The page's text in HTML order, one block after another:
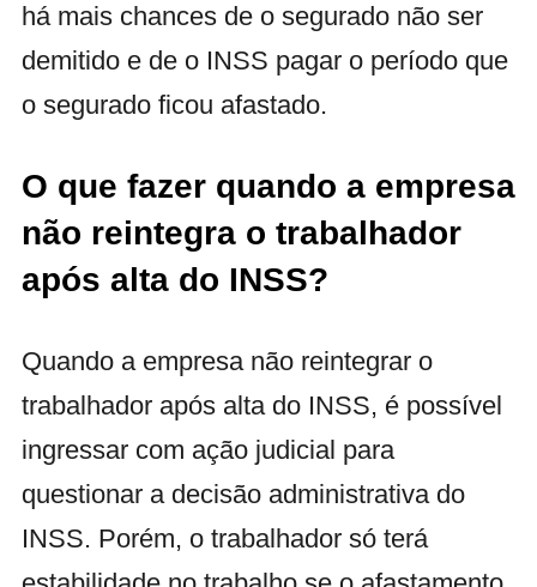
há mais chances de o segurado não ser
demitido e de o INSS pagar o período que
o segurado ficou afastado.
O que fazer quando a empresa
não reintegra o trabalhador
após alta do INSS?
Quando a empresa não reintegrar o
trabalhador após alta do INSS, é possível
ingressar com ação judicial para
questionar a decisão administrativa do
INSS. Porém, o trabalhador só terá